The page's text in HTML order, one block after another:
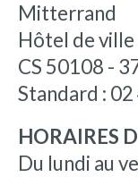
Mitterrand
Hôtel de ville
CS 50108 -
Standard :
HORAIRES
Du lundi au